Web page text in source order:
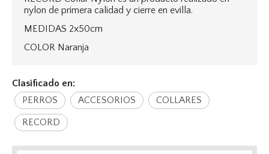
nylon de primera calidad y cierre en evilla.
MEDIDAS 2x50cm
COLOR Naranja
Clasificado en:
PERROS
ACCESORIOS COLLARES
RECORD